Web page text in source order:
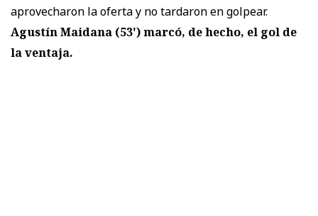
aprovecharon la oferta y no tardaron en golpear.
Agustín Maidana (53') marcó, de hecho, el gol de
la ventaja.